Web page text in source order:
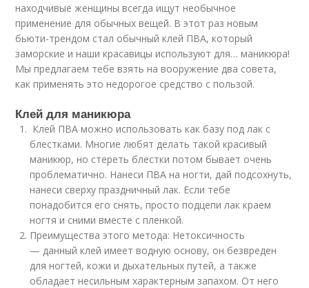
находчивые женщины всегда ищут необычное
применение для обычных вещей. В этот раз новым
бьюти-трендом стал обычный клей ПВА, который
заморские и наши красавицы используют для… маникюра!
Мы предлагаем тебе взять на вооружение два совета,
как применять это недорогое средство с пользой.
Клей для маникюра
Клей ПВА можно использовать как базу под лак с
блестками. Многие любят делать такой красивый
маникюр, но стереть блестки потом бывает очень
проблематично. Нанеси ПВА на ногти, дай подсохнуть,
нанеси сверху праздничный лак. Если тебе
понадобится его снять, просто подцепи лак краем
ногтя и сними вместе с пленкой.
Преимущества этого метода: Нетоксичность
— данный клей имеет водную основу, он безвреден
для ногтей, кожи и дыхательных путей, а также
обладает несильным характерным запахом. От него